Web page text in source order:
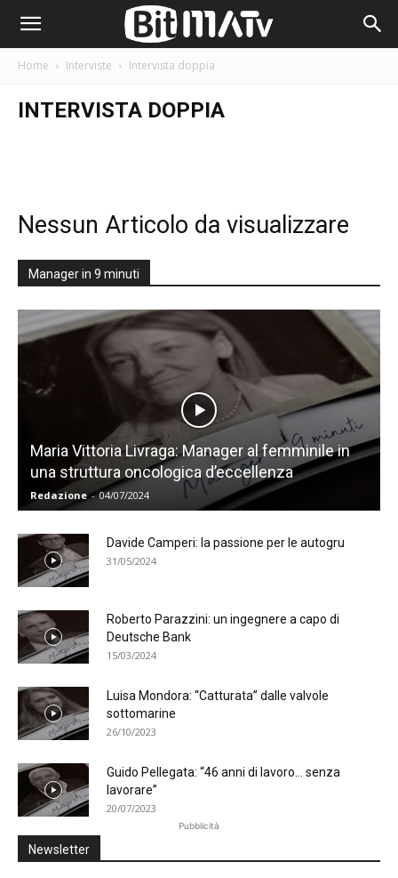
Home Interviste Intervista doppia
INTERVISTA DOPPIA
Nessun Articolo da visualizzare
Manager in 9 minuti
Maria Vittoria Livraga: Manager al femminile in
una struttura oncologica d’eccellenza
Redazione - 04/07/2024
Davide Camperi: la passione per le autogru
31/05/2024
Roberto Parazzini: un ingegnere a capo di
Deutsche Bank
15/03/2024
Luisa Mondora: “Catturata” dalle valvole
sottomarine
26/10/2023
Guido Pellegata: “46 anni di lavoro… senza
lavorare”
20/07/2023
Pubblicità
Newsletter